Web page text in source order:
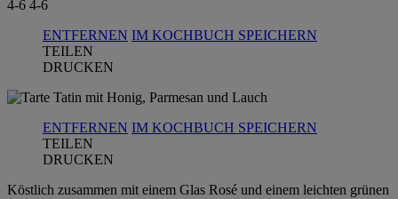
4-6 4-6
ENTFERNEN IM KOCHBUCH SPEICHERN
TEILEN
DRUCKEN
ENTFERNEN IM KOCHBUCH SPEICHERN
TEILEN
DRUCKEN
Köstlich zusammen mit einem Glas Rosé und einem leichten grünen